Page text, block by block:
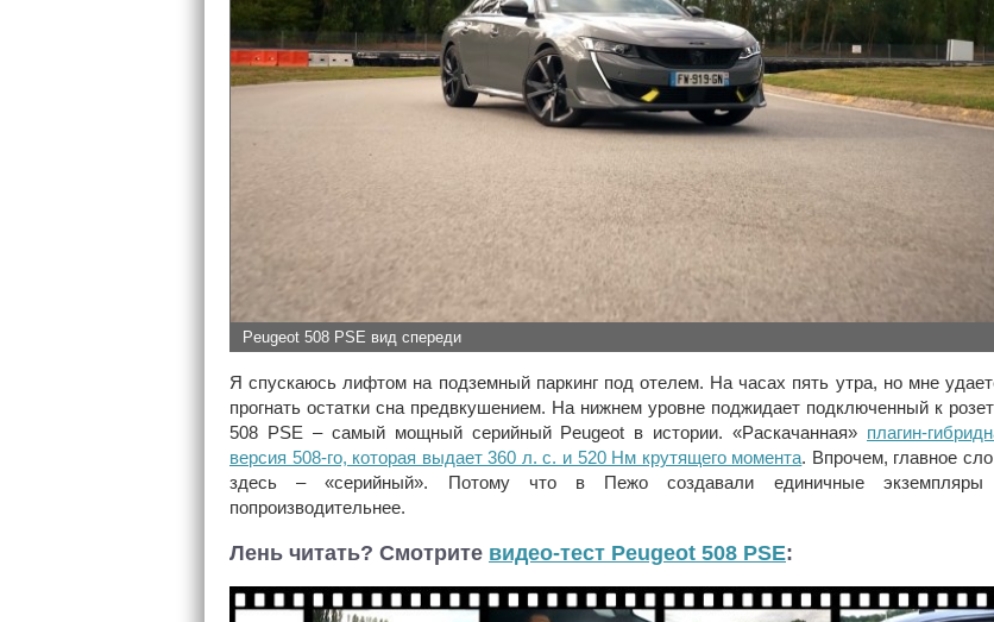
Peugeot 508 PSE вид спереди
Я спускаюсь лифтом на подземный паркинг под отелем. На часах пять утра, но мне
прогнать остатки сна предвкушением. На нижнем уровне поджидает подключенный к
508 PSE – самый мощный серийный Peugeot в истории. «Раскачанная» плагин-
версия 508-го, которая выдает 360 л. с. и 520 Нм крутящего момента. Впрочем, главное
здесь – «серийный». Потому что в Пежо создавали единичные
попроизводительнее.
Лень читать? Смотрите видео-тест Peugeot 508 PSE: